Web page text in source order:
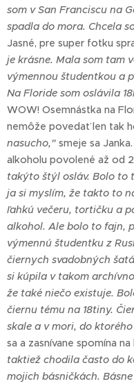
som v San Franciscu na
spadla do mora. Chcela
Jasné, pre super fotku
je krásne. Mala som tam
výmennou študentkou a
Na Floride som oslávila
WOW! Osemnástka na
nemôže povedať len tak
nasucho," smeje sa
alkoholu povolené až od
takýto štýl osláv. Bolo to
ja si myslím, že takto to
ľahkú večeru, tortičku a
alkohol. Ale bolo to fajn,
výmennú študentku z
čiernych svadobných
si kúpila v takom
že také niečo existuje.
čiernu tému na 18tiny.
skale a v mori, do
sa a zasnívane spomína na
taktiež chodila často do
mojich básničkách.